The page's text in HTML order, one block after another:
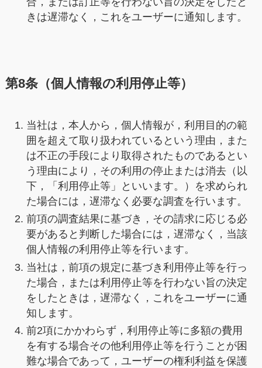
きは遅滞なく，これをユーザーに通知します。
第8条（個人情報の利用停止等）
当社は，本人から，個人情報が，利用目的の範
囲を超えて取り扱われているという理由，また
は不正の手段により取得されたものであるとい
う理由により，その利用の停止または消去（以
下，「利用停止等」といいます。）を求められ
た場合には，遅滞なく必要な調査を行います。
前項の調査結果に基づき，その請求に応じる必
要があると判断した場合には，遅滞なく，当該
個人情報の利用停止等を行います。
当社は，前項の規定に基づき利用停止等を行っ
た場合，または利用停止等を行わない旨の決定
をしたときは，遅滞なく，これをユーザーに通
知します。
前2項にかかわらず，利用停止等に多額の費用
を有する場合その他利用停止等を行うことが困
難な場合であって，ユーザーの権利利益を保護